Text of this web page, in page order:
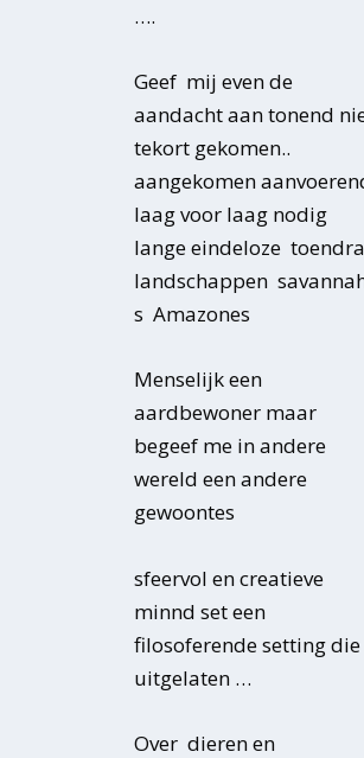
….
Geef mij even de
aandacht aan tonend
tekort gekomen..
aangekomen
laag voor laag nodig
lange eindeloze toendra
landschappen
s Amazones
Menselijk een
aardbewoner maar
begeef me in andere
wereld een andere
gewoontes
sfeervol en creatieve
minnd set een
filosoferende setting die
uitgelaten …
Over dieren en